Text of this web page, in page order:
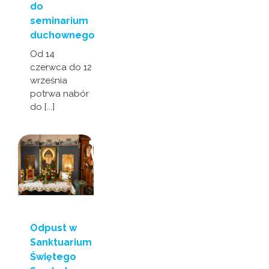
do
seminarium
duchownego
Od 14
czerwca do 12
września
potrwa nabór
do [...]
Odpust w
Sanktuarium
Świętego